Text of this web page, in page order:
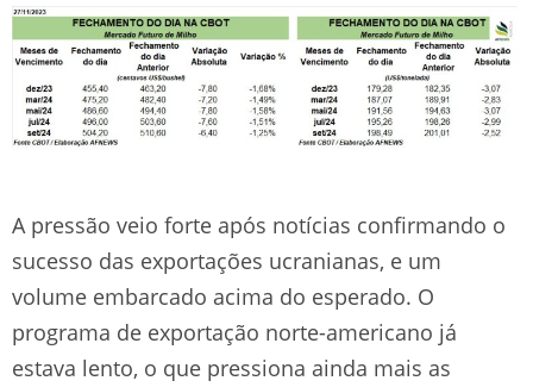
A pressão veio forte após notícias confirmando o
sucesso das exportações ucranianas, e um
volume embarcado acima do esperado. O
programa de exportação norte-americano já
estava lento, o que pressiona ainda mais as